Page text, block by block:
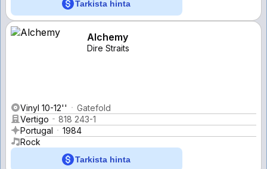
Tarkista hinta
Alchemy
Dire Straits
Vinyl 10-12''
Gatefold
Vertigo
818 243-1
Portugal
1984
Rock
Tarkista hinta